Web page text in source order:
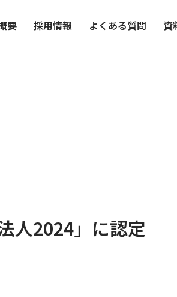
要 採用情報 よくある質問 資
人2024」に認定